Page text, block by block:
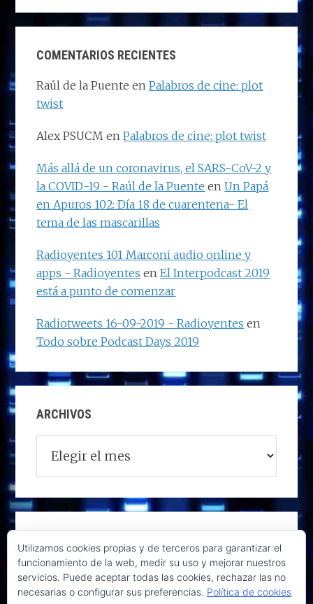
COMENTARIOS RECIENTES
Raúl de la Puente enPalabros de cine: plot
twist
Alex PSUCM enPalabros de cine: plot twist
Más allá de un coronavirus, el SARS-CoV-2 y
la COVID-19 - Raúl de la Puente enUn Papá
en Apuros 102: Día 18 de cuarentena- El
tema de las mascarillas
Radioyentes 101 Marconi audio online y
apps - Radioyentes enEl Interpodcast 2019
está a punto de comenzar
Radiotweets 16-09-2019 - Radioyentes en
Todo sobre Podcast Days 2019
ARCHIVOS
Utilizamos cookies propias y de terceros para garantizar el
funcionamiento de la web, medir su uso y mejorar nuestros
servicios. Puede aceptar todas las cookies, rechazar las no
necesarias o configurar sus preferencias. Política de cookies